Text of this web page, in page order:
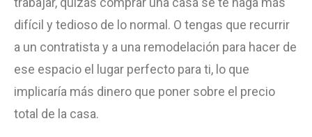
difícil y tedioso de lo normal. O tengas que recurrir
a un contratista y a una remodelación para hacer de
ese espacio el lugar perfecto para ti, lo que
implicaría más dinero que poner sobre el precio
total de la casa.